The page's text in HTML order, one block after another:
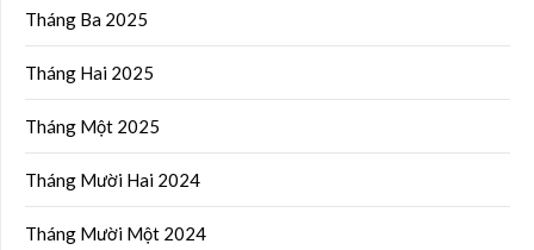
Tháng Ba 2025
Tháng Hai 2025
Tháng Một 2025
Tháng Mười Hai 2024
Tháng Mười Một 2024